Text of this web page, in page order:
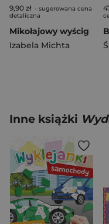
9,90 zł - sugerowana cena
detaliczna
Mikołajowy wyścig
Izabela Michta
Inne książki